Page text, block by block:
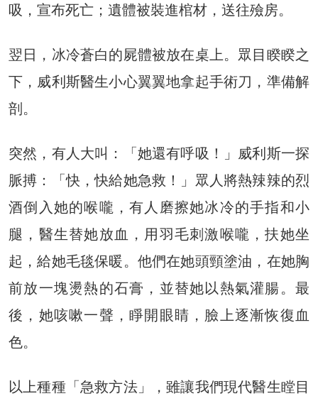
吸，宣布死亡；遺體被裝進棺材，送往殮房。
翌日，冰冷蒼白的屍體被放在桌上。眾目睽睽之
下，威利斯醫生小心翼翼地拿起手術刀，準備解
剖。
突然，有人大叫：「她還有呼吸！」威利斯一探
脈搏：「快，快給她急救！」眾人將熱辣辣的烈
酒倒入她的喉嚨，有人磨擦她冰冷的手指和小
腿，醫生替她放血，用羽毛刺激喉嚨，扶她坐
起，給她毛毯保暖。他們在她頭頸塗油，在她胸
前放一塊燙熱的石膏，並替她以熱氣灌腸。最
後，她咳嗽一聲，睜開眼睛，臉上逐漸恢復血
色。
以上種種「急救方法」，雖讓我們現代醫生瞠目